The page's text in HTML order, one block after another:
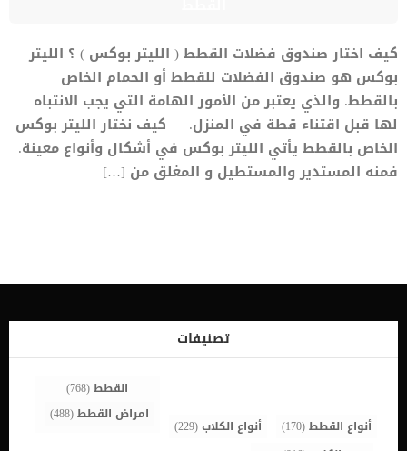
كيف اختار صندوق فضلات القطط ( الليتر بوكس ) ؟ الليتر
بوكس هو صندوق الفضلات للقطط أو الحمام الخاص
بالقطط. والذي يعتبر من الأمور الهامة التي يجب الانتباه
لها قبل اقتناء قطة في المنزل. كيف نختار الليتر بوكس
الخاص بالقطط يأتي الليتر بوكس في أشكال وأنواع معينة.
فمنه المستدير والمستطيل و المغلق من […]
تصنيفات
أنواع القطط(170) أنواع الكلاب(229)
القطط(768)
امراض القطط(488)